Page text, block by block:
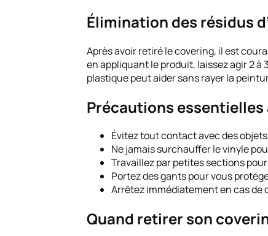
Élimination des résidus
Après avoir retiré le covering, il est
en appliquant le produit, laissez agir 2
plastique peut aider sans rayer la
Précautions essentielles
Évitez tout contact avec des
Ne jamais surchauffer le vinyle
Travaillez par petites sections
Portez des gants pour vous
Arrêtez immédiatement en cas de
Quand retirer son